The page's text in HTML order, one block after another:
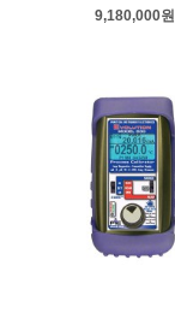
9,180,000원